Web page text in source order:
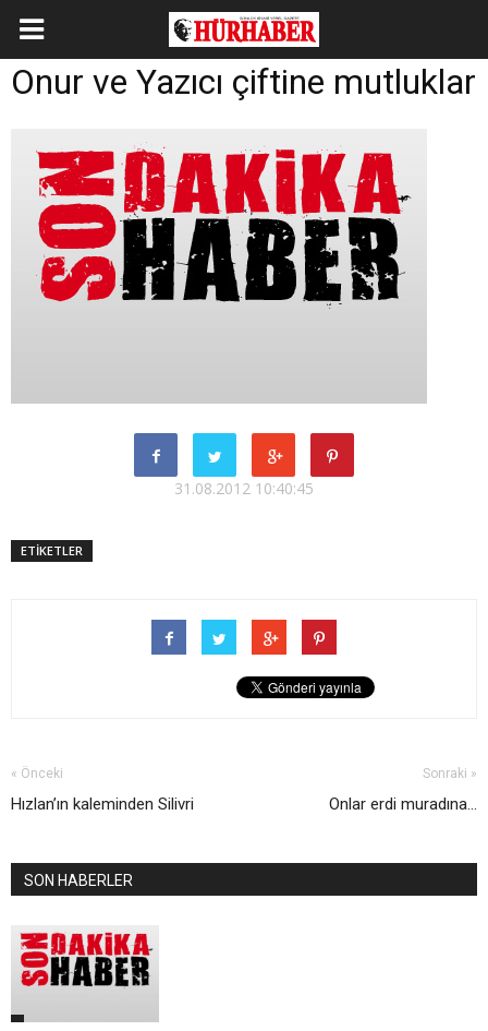
Onur ve Yazıcı çiftine mutluklar
31.08.2012 10:40:45
ETİKETLER
« Önceki
Hızlan’ın kaleminden Silivri
Sonraki »
Onlar erdi muradına…
SON HABERLER